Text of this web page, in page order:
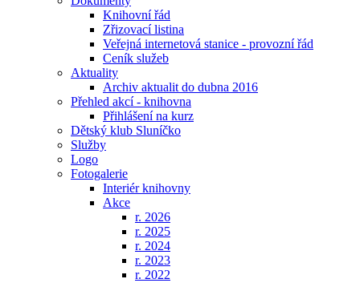
Knihovní řád
Zřizovací listina
Veřejná internetová stanice - provozní řád
Ceník služeb
Aktuality
Archiv aktualit do dubna 2016
Přehled akcí - knihovna
Přihlášení na kurz
Dětský klub Sluníčko
Služby
Logo
Fotogalerie
Interiér knihovny
Akce
r. 2026
r. 2025
r. 2024
r. 2023
r. 2022